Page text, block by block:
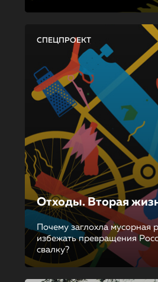
СПЕЦПРОЕКТ
Отходы. Вторая
Почему заглохла мусорная
избежать превращения
свалку?